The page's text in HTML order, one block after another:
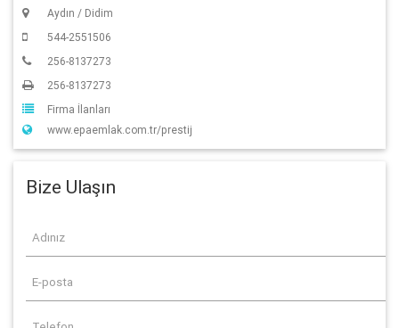
Aydın / Didim
544-2551506
256-8137273
256-8137273
Firma İlanları
www.epaemlak.com.tr/prestij
Bize Ulaşın